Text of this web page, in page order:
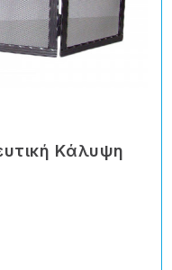
Kάλυψη